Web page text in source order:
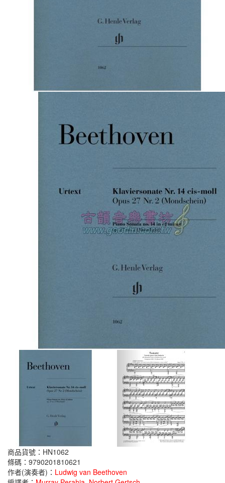
商品貨號：HN1062
條碼：9790201810621
作者(演奏者)： Ludwig van Beethoven